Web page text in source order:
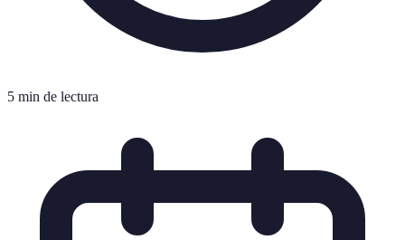
5 min de lectura